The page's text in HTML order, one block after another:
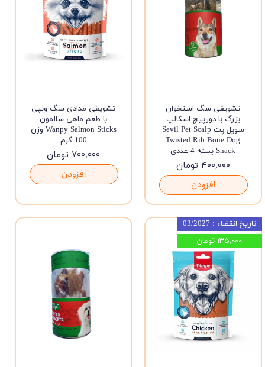
تشویقی سگ استخوان
بزرگ با دورپیچ اسکالپ
سویل پت Sevil Pet Scalp
Twisted Rib Bone Dog
Snack بسته 4 عددی
۴۰۰,۰۰۰ تومان
افزودن
تشویقی مدادی سگ ونپی
با طعم ماهی سالمون
Wanpy Salmon Sticks وزن
100 گرم
۷۰۰,۰۰۰ تومان
افزودن
تاریخ انقضاء : 03/2027
۱۳۵,۰۰۰ تومان